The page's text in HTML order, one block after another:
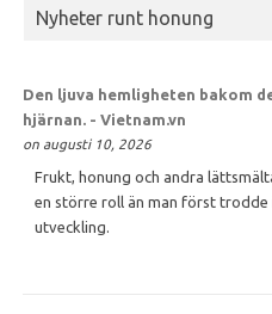
Nyheter runt honung
Den ljuva hemligheten bakom
hjärnan. - Vietnam.vn
on augusti 10, 2026
Frukt, honung och andra
en större roll än man först trodde
utveckling.